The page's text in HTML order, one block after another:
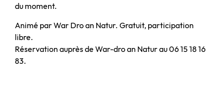
du moment.
Animé par War Dro an Natur. Gratuit, participation
libre.
Réservation auprès de War-dro an Natur au 06 15 18 16
83.